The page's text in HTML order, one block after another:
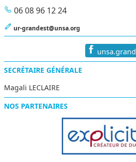
06 08 96 12 24
ur-grandest@unsa.org
unsa.grand
SECRÉTAIRE GÉNÉRALE
Magali LECLAIRE
NOS PARTENAIRES